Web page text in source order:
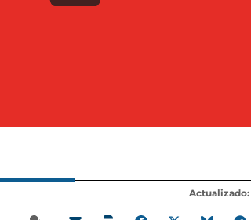
Actualizado: